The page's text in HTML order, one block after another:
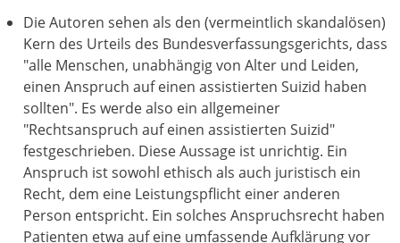
Die Autoren sehen als den (vermeintlich skandalösen)
Kern des Urteils des Bundesverfassungsgerichts, dass
"alle Menschen, unabhängig von Alter und Leiden,
einen Anspruch auf einen assistierten Suizid haben
sollten". Es werde also ein allgemeiner
"Rechtsanspruch auf einen assistierten Suizid"
festgeschrieben. Diese Aussage ist unrichtig. Ein
Anspruch ist sowohl ethisch als auch juristisch ein
Recht, dem eine Leistungspflicht einer anderen
Person entspricht. Ein solches Anspruchsrecht haben
Patienten etwa auf eine umfassende Aufklärung vor